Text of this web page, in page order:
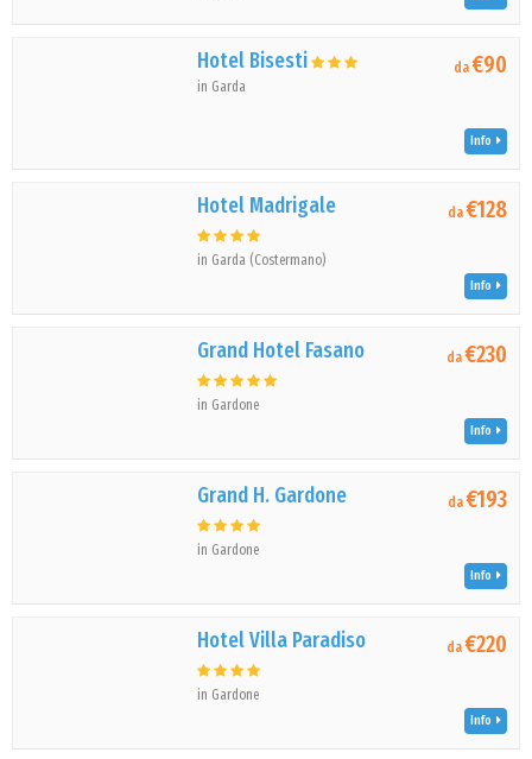
Hotel Bisesti
in Garda
da€90
Info
Hotel Madrigale
in Garda (Costermano)
da€128
Info
Grand Hotel Fasano
in Gardone
da€230
Info
Grand H. Gardone
in Gardone
da€193
Info
Hotel Villa Paradiso
in Gardone
da€220
Info